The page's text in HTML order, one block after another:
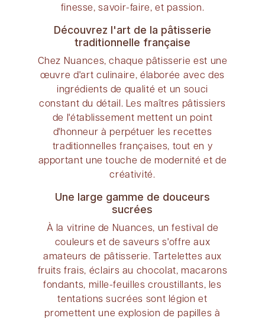
finesse, savoir-faire, et passion.
Découvrez l'art de la pâtisserie
traditionnelle française
Chez Nuances, chaque pâtisserie est une
œuvre d'art culinaire, élaborée avec des
ingrédients de qualité et un souci
constant du détail. Les maîtres pâtissiers
de l'établissement mettent un point
d'honneur à perpétuer les recettes
traditionnelles françaises, tout en y
apportant une touche de modernité et de
créativité.
Une large gamme de douceurs
sucrées
À la vitrine de Nuances, un festival de
couleurs et de saveurs s'offre aux
amateurs de pâtisserie. Tartelettes aux
fruits frais, éclairs au chocolat, macarons
fondants, mille-feuilles croustillants, les
tentations sucrées sont légion et
promettent une explosion de papilles à